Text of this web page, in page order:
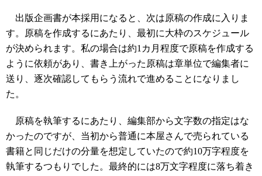
出版企画書が本採用になると、次は原稿の作成に入りま
す。原稿を作成するにあたり、最初に大枠のスケジュール
が決められます。私の場合は約1カ月程度で原稿を作成する
ように依頼があり、書き上がった原稿は章単位で編集者に
送り、逐次確認してもらう流れで進めることになりまし
た。
原稿を執筆するにあたり、編集部から文字数の指定はな
かったのですが、当初から普通に本屋さんで売られている
書籍と同じだけの分量を想定していたので約10万字程度を
執筆するつもりでした。最終的には8万文字程度に落ち着き